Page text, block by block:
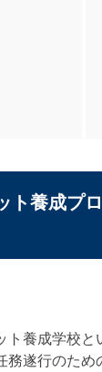
ト養成プ
ト養成学校
務遂行のた